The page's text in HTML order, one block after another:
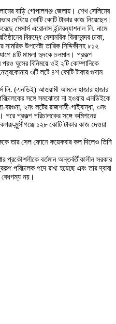
বাড়ি গোপালগঞ্জ জেলায়। শেখ সেলিমের
দেখিয়ে কোটি কোটি টাকার কাজ নিয়েছেন।
মেসার্স এরোনাস ইন্টারন্যাশনাল লি. নামে
বিরুদ্ধে বেসামরিক বিমানবন্দর ঢাকা,
সামরিক উপদেষ্টা তারিক সিদ্দিকীসহ ৮১২
৪টি মামলা দুদকে চলমান। প্রকল্প
ঘুসের বিনিময়ে ওই ২টি কোম্পানিকে
৩টি লটে ৪শ কোটি টাকার গুদাম
লি. (এনডিই) আওয়ামী আমলে হাজার হাজার
সঙ্গে সমঝোতা না হওয়ায় এনডিইকে
২নং লটের রাজশাহী-গাইবান্ধা, ৩নং
প্রকল্প পরিচালকের সঙ্গে কমিশনের
মুন্সীগঞ্জে ১২৮ কোটি টাকার কাজ দেওয়া
তার সেল ফোনে কয়েকবার কল দিলেও তিনি
প্রকৌশলীকে বর্তমান অন্তর্বর্তীকালীন সরকার
পরিচালক পদে রাখা হয়েছে এবং তার দ্বারা
বেধগম্য নয়।